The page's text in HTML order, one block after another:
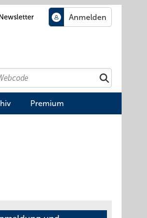
Newsletter
Premium